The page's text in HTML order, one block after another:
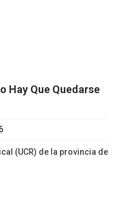
Hay Que Quedarse
(UCR) de la provincia de